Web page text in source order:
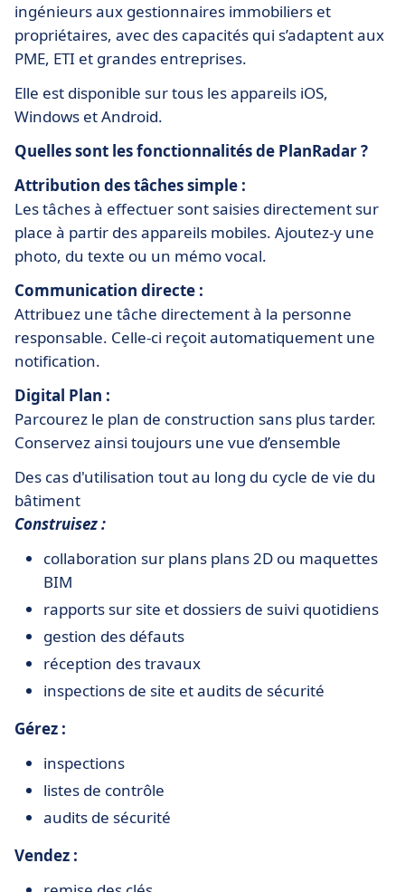
ingénieurs aux gestionnaires immobiliers et
propriétaires, avec des capacités qui s’adaptent aux
PME, ETI et grandes entreprises.
Elle est disponible sur tous les appareils iOS,
Windows et Android.
Quelles sont les fonctionnalités de PlanRadar ?
Attribution des tâches simple :
Les tâches à effectuer sont saisies directement sur
place à partir des appareils mobiles. Ajoutez-y une
photo, du texte ou un mémo vocal.
Communication directe :
Attribuez une tâche directement à la personne
responsable. Celle-ci reçoit automatiquement une
notification.
Digital Plan :
Parcourez le plan de construction sans plus tarder.
Conservez ainsi toujours une vue d’ensemble
Des cas d'utilisation tout au long du cycle de vie du
bâtiment
Construisez :
collaboration sur plans plans 2D ou maquettes
BIM
rapports sur site et dossiers de suivi quotidiens
gestion des défauts
réception des travaux
inspections de site et audits de sécurité
Gérez :
inspections
listes de contrôle
audits de sécurité
Vendez :